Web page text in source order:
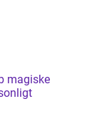
magiske